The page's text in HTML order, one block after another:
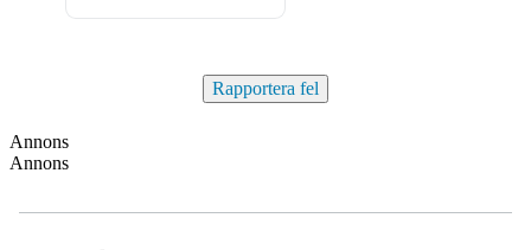
Rapportera fel
Annons
Annons